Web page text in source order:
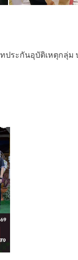
ระกันอุบัติเหตุกลุ่ม